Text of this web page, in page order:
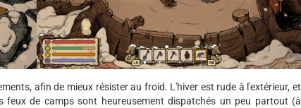
afin de mieux résister au froid. L'hiver est rude à l'extérieur, et
feux de camps sont heureusement dispatchés un peu partout (à